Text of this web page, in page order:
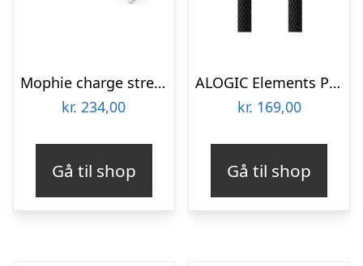
Mophie charge stream Lightning cable – 3 m
kr. 234,00
Gå til shop
ALOGIC Elements PRO USB-C to Lightning cable 1m – Black
kr. 169,00
Gå til shop